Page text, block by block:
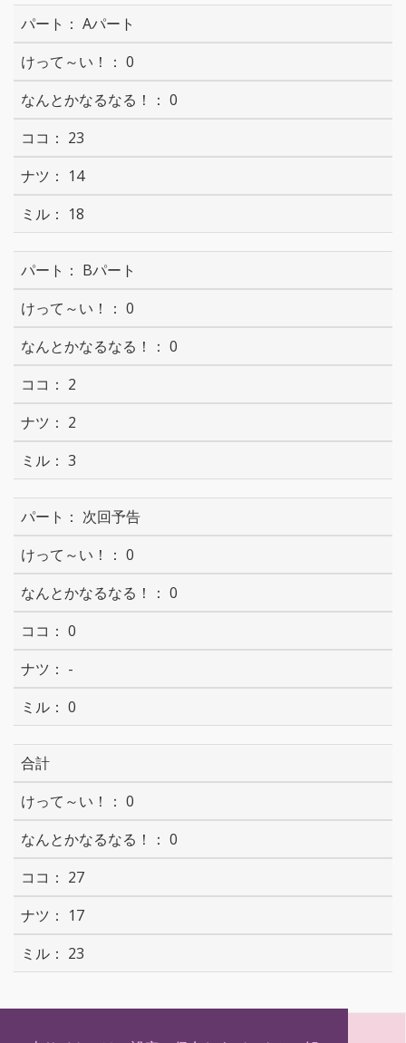
Aパート
0
0
23
14
18
Bパート
0
0
2
2
3
次回予告
0
0
0
-
0
合計
0
0
27
17
23